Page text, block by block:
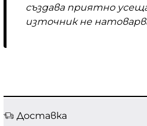
създава приятно
източник не
Доставка